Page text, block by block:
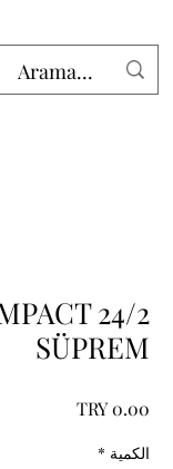
SÜPREM
السعر
الكمية *